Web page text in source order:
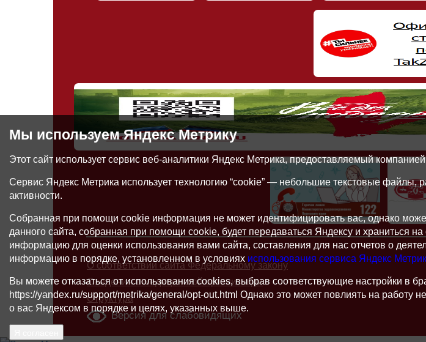
О соответствии сайта Федеральному закону
Сведения о медицинской организации
Структура
Версия для слабовидящих
Мы используем Яндекс Метрику
Этот сайт использует сервис веб-аналитики Яндекс Метрика, предоставляемый
Сервис Яндекс Метрика использует технологию “cookie” — небольшие текстовые
активности.
Собранная при помощи cookie информация не может идентифицировать вас, однако
данного сайта, собранная при помощи cookie, будет передаваться Яндексу и храниться
информацию для оценки использования вами сайта, составления для нас отчетов о
информацию в порядке, установленном в условиях использования сервиса Яндекс
Вы можете отказаться от использования cookies, выбрав соответствующие настройки в
https://yandex.ru/support/metrika/general/opt-out.html Однако это может повлиять на работу
о вас Яндексом в порядке и целях, указанных выше.